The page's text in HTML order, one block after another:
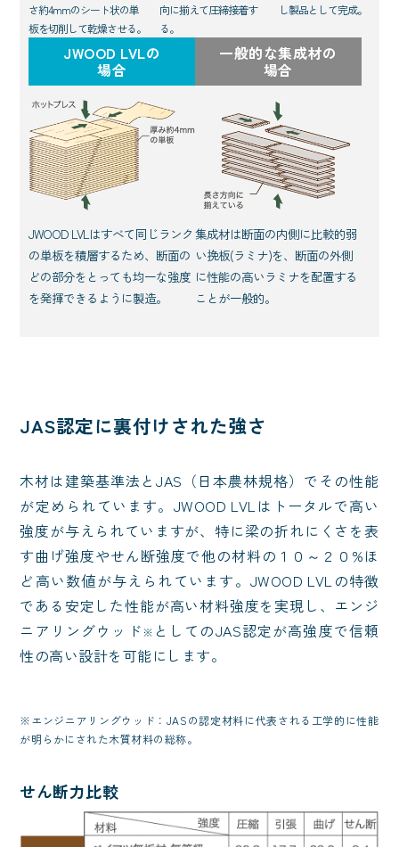
さ約4mmのシート状の単
板を切削して乾燥させる。
向に揃えて圧締接着す
る。
し製品として完成。
JWOOD LVLの
場合
JWOOD LVLはすべて同じランク
の単板を積層するため、断面の
どの部分をとっても均一な強度
を発揮できるように製造。
一般的な集成材の
場合
集成材は断面の内側に比較的弱
い挽板(ラミナ)を、断面の外側
に性能の高いラミナを配置する
ことが一般的。
JAS認定に裏付けされた強さ
木材は建築基準法とJAS（日本農林規格）でその性能
が定められています。JWOOD LVLはトータルで高い
強度が与えられていますが、特に梁の折れにくさを表
す曲げ強度やせん断強度で他の材料の１０～２０%ほ
ど高い数値が与えられています。JWOOD LVLの特徴
である安定した性能が高い材料強度を実現し、エンジ
ニアリングウッド※ としてのJAS認定が高強度で信頼
性の高い設計を可能にします。
※エンジニアリングウッド：JASの認定材料に代表される工学的に性能
が明らかにされた木質材料の総称。
せん断力比較